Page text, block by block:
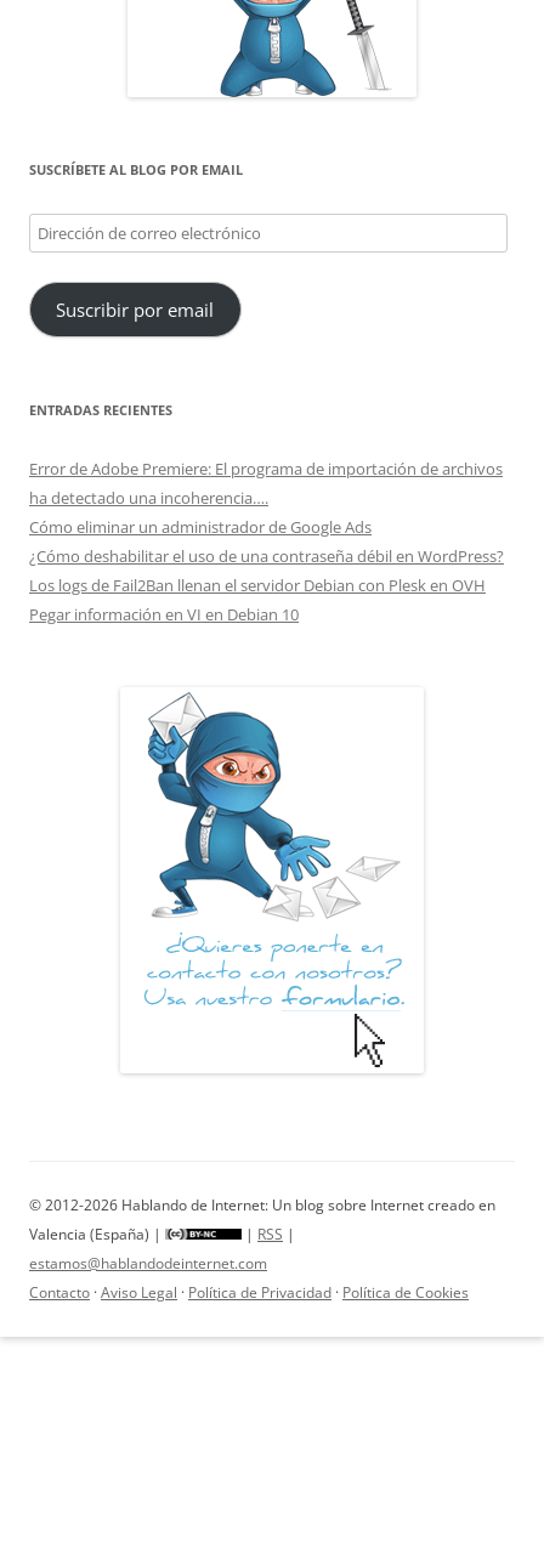
SUSCRÍBETE AL BLOG POR EMAIL
Dirección
de
correo
electrónico
Suscribir por email
ENTRADAS RECIENTES
Error de Adobe Premiere: El programa de importación de archivos
ha detectado una incoherencia….
Cómo eliminar un administrador de Google Ads
¿Cómo deshabilitar el uso de una contraseña débil en WordPress?
Los logs de Fail2Ban llenan el servidor Debian con Plesk en OVH
Pegar información en VI en Debian 10
© 2012-2026 Hablando de Internet: Un blog sobre Internet creado en
Valencia (España) |
| RSS |
estamos@hablandodeinternet.com
Contacto ·Aviso Legal · Política de Privacidad · Política de Cookies